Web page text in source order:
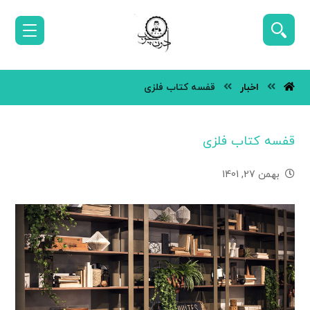
اخبار قفسه کتاب فلزی
قفسه کتاب فلزی
بهمن 27, 1401